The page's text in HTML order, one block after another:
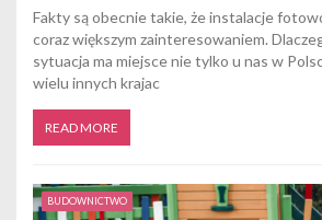
Fakty są obecnie takie, że instalacje
coraz większym zainteresowaniem.
sytuacja ma miejsce nie tylko u nas w
wielu innych krajac
READ MORE
BUDOWNICTWO